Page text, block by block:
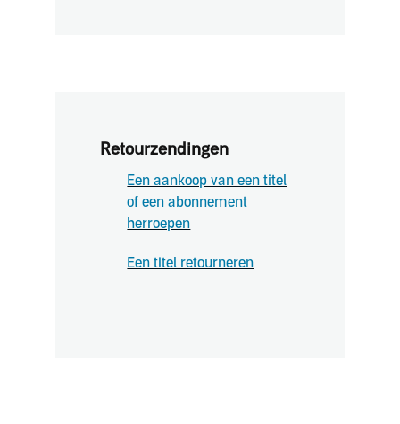
Retourzendingen
Een aankoop van een titel
of een abonnement
herroepen
Een titel retourneren